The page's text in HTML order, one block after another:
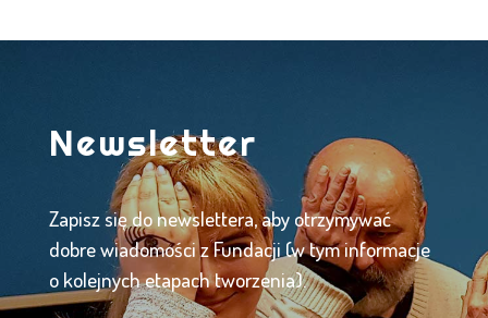
Newsletter
Zapisz się do newslettera, aby otrzymywać
dobre wiadomości z Fundacji (w tym informacje
o kolejnych etapach tworzenia).